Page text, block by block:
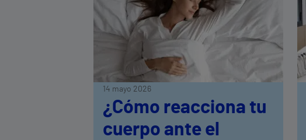
14 mayo 2026
¿Cómo reacciona tu
cuerpo ante el